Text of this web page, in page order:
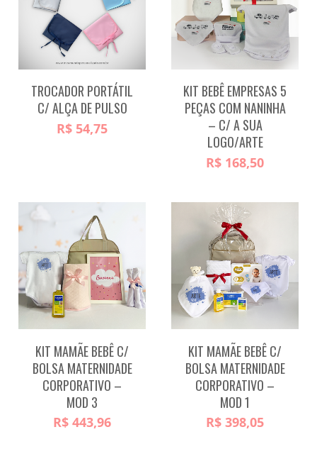
TROCADOR PORTÁTIL
C/ ALÇA DE PULSO
R$54,75
KIT BEBÊ EMPRESAS 5
PEÇAS COM NANINHA
– C/ A SUA
LOGO/ARTE
R$168,50
KIT MAMÃE BEBÊ C/
BOLSA MATERNIDADE
CORPORATIVO –
MOD 3
R$443,96
KIT MAMÃE BEBÊ C/
BOLSA MATERNIDADE
CORPORATIVO –
MOD 1
R$398,05